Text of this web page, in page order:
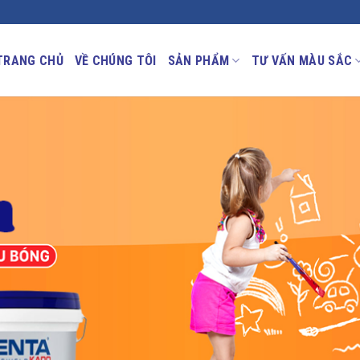
CHỦ VỀ CHÚNG TÔI SẢN PHẨM TƯ VẤN MÀU SẮC